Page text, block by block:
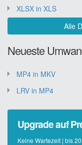
XLSX in XLS
Alle
Neueste
MP4 in MKV
LRV in MP4
Upgrade auf
Keine Wartezeit | bis